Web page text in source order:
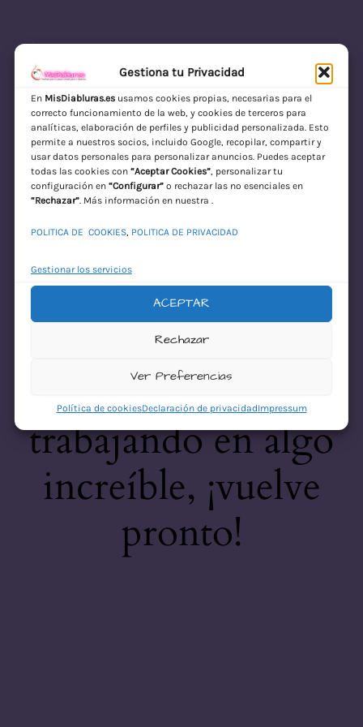
Gestiona tu Privacidad
En MisDiabluras.esusamos cookies propias, necesarias para el
correcto funcionamiento de la web, y cookies de terceros para
analíticas, elaboración de perfiles y publicidad personalizada. Esto
permite a nuestros socios, incluido Google, recopilar, compartir y
usar datos personales para personalizar anuncios. Puedes aceptar
todas las cookies con “Aceptar Cookies”, personalizar tu
configuración en “Configurar”o rechazar las no esenciales en
“Rechazar”. Más información en nuestra .
POLITICA DE COOKIES, POLITICA DE PRIVACIDAD
Gestionar los servicios
ACEPTAR
Rechazar
Ver Preferencias
Política de cookiesDeclaración de privacidadImpressum
MisDiabluras | Sexshop Online con Envío
Discreto en España
Acceder
¡Disculpa este
desastre! Estamos
trabajando en algo
increíble, ¡vuelve
pronto!